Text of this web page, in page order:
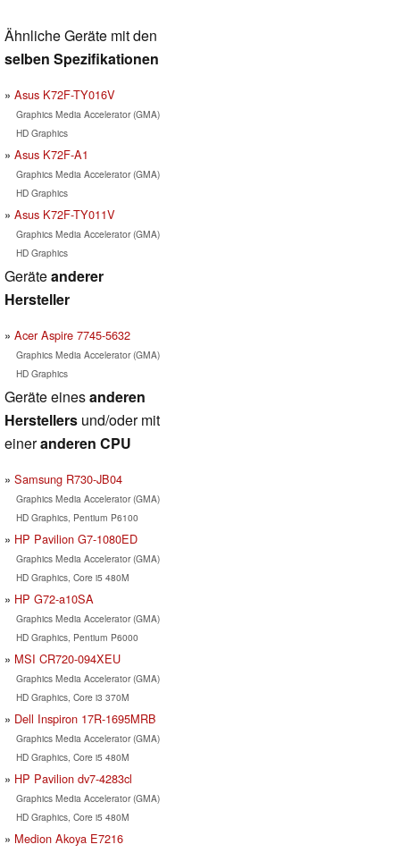
Ähnliche Geräte mit den
selben Spezifikationen
Asus K72F-TY016V
Graphics Media Accelerator (GMA)
HD Graphics
Asus K72F-A1
Graphics Media Accelerator (GMA)
HD Graphics
Asus K72F-TY011V
Graphics Media Accelerator (GMA)
HD Graphics
Geräteanderer
Hersteller
Acer Aspire 7745-5632
Graphics Media Accelerator (GMA)
HD Graphics
Geräte einesanderen
Herstellers und/oder mit
eineranderen CPU
Samsung R730-JB04
Graphics Media Accelerator (GMA)
HD Graphics, Pentium P6100
HP Pavilion G7-1080ED
Graphics Media Accelerator (GMA)
HD Graphics, Core i5 480M
HP G72-a10SA
Graphics Media Accelerator (GMA)
HD Graphics, Pentium P6000
MSI CR720-094XEU
Graphics Media Accelerator (GMA)
HD Graphics, Core i3 370M
Dell Inspiron 17R-1695MRB
Graphics Media Accelerator (GMA)
HD Graphics, Core i5 480M
HP Pavilion dv7-4283cl
Graphics Media Accelerator (GMA)
HD Graphics, Core i5 480M
Medion Akoya E7216